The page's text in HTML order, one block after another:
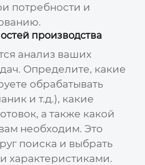
потребности и
производства
анализ ваших
Определите, какие
обрабатывать
и т.д.), какие
а также какой
необходим. Это
поиска и выбрать
характеристиками.